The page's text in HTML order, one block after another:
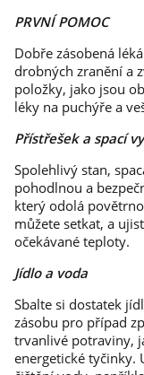
PRVNÍ POMOC
Dobře zásobená
drobných zranění a
položky, jako jsou
léky na puchýře a
Přístřešek a spací
Spolehlivý stan,
pohodlnou a
který odolá
můžete setkat, a
očekávané teploty.
Jídlo a voda
Sbalte si dostatek
zásobu pro případ
trvanlivé potraviny,
energetické tyčinky.